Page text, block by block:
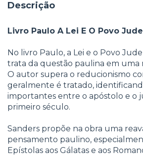
Descrição
Livro Paulo A Lei E O Povo
No livro Paulo, a Lei e o Povo
trata da questão paulina em uma
O autor supera o reducionismo
geralmente é tratado,
importantes entre o apóstolo e o
primeiro século.
Sanders propõe na obra uma
pensamento paulino,
Epístolas aos Gálatas e aos